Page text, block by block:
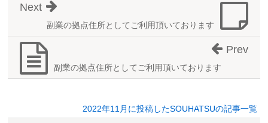
副業の拠点住所としてご利用頂いております
Next
副業の拠点住所としてご利用頂いております
Prev
2022年11月に投稿したSOUHATSUの記事一覧